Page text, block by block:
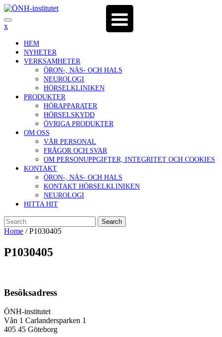
Skip
to
content
x
HEM
NYHETER
VERKSAMHETER
ÖRON-, NÄS- OCH HALS
NEUROLOGI
HÖRSELKLINIKEN
PRODUKTER
HÖRAPPARATER
HÖRSELSKYDD
ÖVRIGA PRODUKTER
OM OSS
VÅR PERSONAL
FRÅGOR OCH SVAR
OM PERSONUPPGIFTER, INTEGRITET OCH COOKIES
KONTAKT
ÖRON-, NÄS- OCH HALS
KONTAKT HÖRSELKLINIKEN
NEUROLOGI
HITTA HIT
Search
Home /P1030405
P1030405
Besöksadress
ÖNH-institutet
Vån 1 Carlandersparken 1
405 45 Göteborg